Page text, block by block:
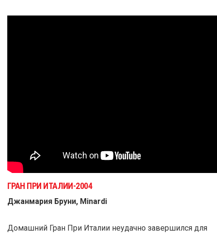
ГРАН ПРИ ИТАЛИИ-2004
Джанмария Бруни, Minardi
Домашний Гран При Италии неудачно завершился для